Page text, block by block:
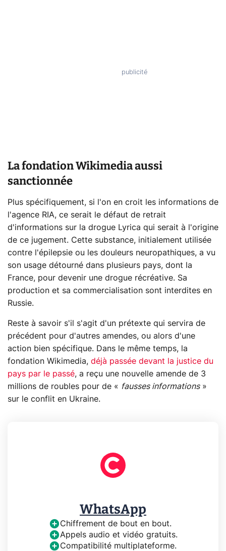
La fondation Wikimedia aussi
sanctionnée
Plus spécifiquement, si l'on en croit les informations de
l'agence RIA, ce serait le défaut de retrait
d'informations sur la drogue Lyrica qui serait à l'origine
de ce jugement. Cette substance, initialement utilisée
contre l'épilepsie ou les douleurs neuropathiques, a vu
son usage détourné dans plusieurs pays, dont la
France, pour devenir une drogue récréative. Sa
production et sa commercialisation sont interdites en
Russie.
Reste à savoir s'il s'agit d'un prétexte qui servira de
précédent pour d'autres amendes, ou alors d'une
action bien spécifique. Dans le même temps, la
fondation Wikimedia, déjà passée devant la justice du
pays par le passé, a reçu une nouvelle amende de 3
millions de roubles pour de « fausses informations»
sur le conflit en Ukraine.
WhatsApp
Chiffrement de bout en bout.
Appels audio et vidéo gratuits.
Compatibilité multiplateforme.